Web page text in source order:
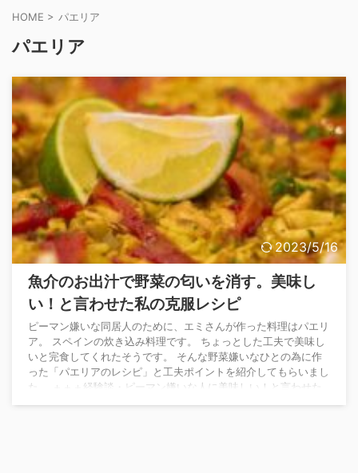
HOME > パエリア
パエリア
2023/5/16
魚介のお出汁で野菜の匂いを消す。美味し
い！と言わせた私の克服レシピ
ピーマン嫌いな同居人のために、エミさんが作った料理はパエリ
ア。 スペインの炊き込み料理です。 ちょっとした工夫で美味し
いと完食してくれたそうです。 そんな野菜嫌いなひとの為に作
った「パエリアのレシピ」と工夫ポイントを紹介してもらいまし
た。 ＋＋＋経験談・ピーマン嫌いな人に美味しい！と言わせた
私の克服レシピ +++ ピーマン嫌いのためのパエリア 野菜は香り